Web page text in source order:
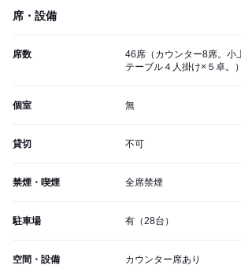
席・設備
席数
46席（カウンター8席。小
テーブル４人掛け×５卓。）
個室 無
貸切 不可
禁煙・喫煙 全席禁煙
駐車場 有（28台）
空間・設備 カウンター席あり